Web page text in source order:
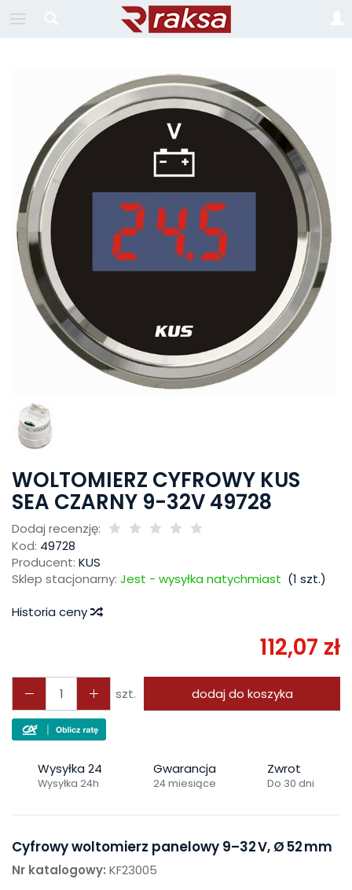
WOLTOMIERZ CYFROWY KUS
SEA CZARNY 9-32V 49728
Dodaj recenzję:
Kod: 49728
Producent: KUS
Sklep stacjonarny: Jest - wysyłka natychmiast (1 szt.)
Historia ceny
112,07 zł
szt. dodaj do koszyka
Wysyłka 24
Wysyłka 24h
Gwarancja
24 miesiące
Zwrot
Do 30 dni
Cyfrowy woltomierz panelowy 9–32 V, Ø 52 mm
Nr katalogowy: KF23005